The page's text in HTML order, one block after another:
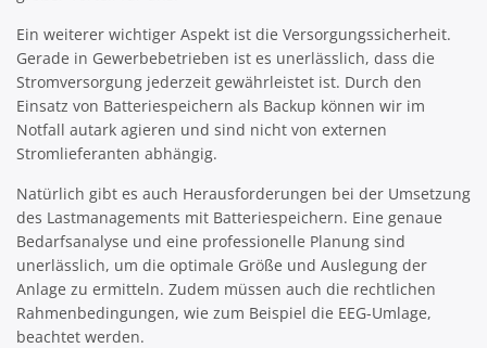
Ein weiterer wichtiger Aspekt ist die Versorgungssicherheit.
Gerade in Gewerbebetrieben ist es unerlässlich, dass die
Stromversorgung jederzeit gewährleistet ist. Durch den
Einsatz von Batteriespeichern als Backup können wir im
Notfall autark agieren und sind nicht von externen
Stromlieferanten abhängig.
Natürlich gibt es auch Herausforderungen bei der Umsetzung
des Lastmanagements mit Batteriespeichern. Eine genaue
Bedarfsanalyse und eine professionelle Planung sind
unerlässlich, um die optimale Größe und Auslegung der
Anlage zu ermitteln. Zudem müssen auch die rechtlichen
Rahmenbedingungen, wie zum Beispiel die EEG-Umlage,
beachtet werden.